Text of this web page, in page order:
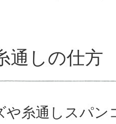
通しの仕方
や糸通しスパン